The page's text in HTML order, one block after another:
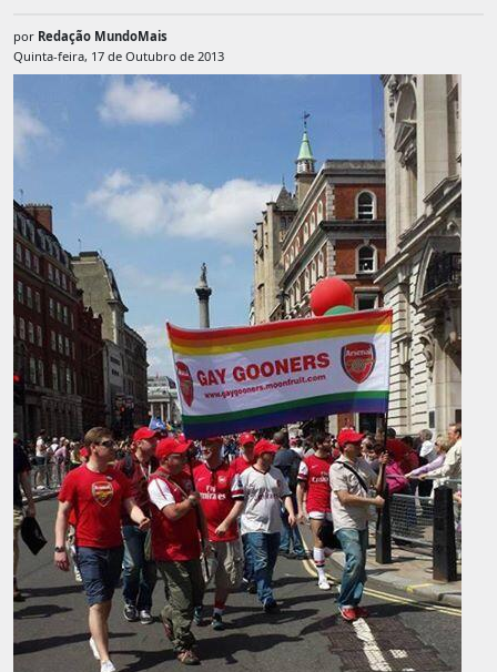
por Redação MundoMais
Quinta-feira, 17 de Outubro de 2013